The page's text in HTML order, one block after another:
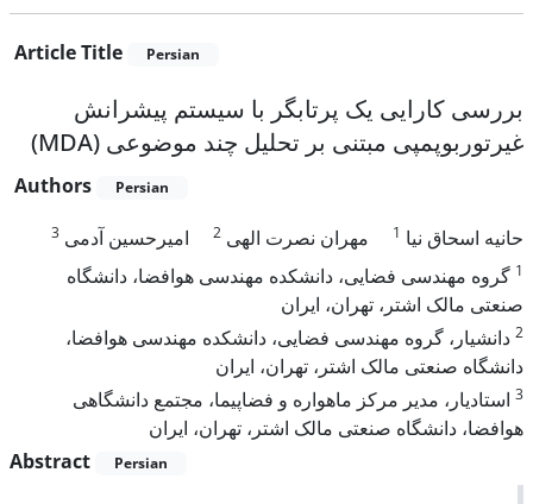
Article Title Persian
بررسی کارایی یک پرتابگر با سیستم پیشرانش
غیرتوربوپمپی مبتنی بر تحلیل چند موضوعی (MDA)
Authors Persian
حانیه اسحاق نیا 1 مهران نصرت الهی 2 امیرحسین آدمی 3
1 گروه مهندسی فضایی، دانشکده مهندسی هوافضا، دانشگاه
صنعتی مالک اشتر، تهران، ایران
2 دانشیار، گروه مهندسی فضایی، دانشکده مهندسی هوافضا،
دانشگاه صنعتی مالک اشتر، تهران، ایران
3 استادیار، مدیر مرکز ماهواره و فضاپیما، مجتمع دانشگاهی
هوافضا، دانشگاه صنعتی مالک اشتر، تهران، ایران
Abstract
Persian